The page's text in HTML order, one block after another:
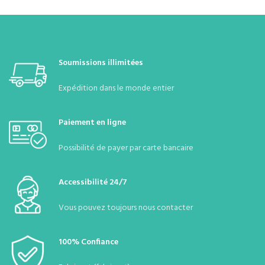
Soumissions illimitées
Expédition dans le monde entier
Paiement en ligne
Possibilité de payer par carte bancaire
Accessibilité 24/7
Vous pouvez toujours nous contacter
100% Confiance